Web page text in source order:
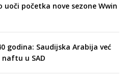
uoči početka nove sezone Wwin
godina: Saudijska Arabija već
u SAD